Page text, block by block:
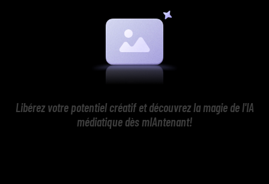
Libérez votre potentiel créatif et découvrez la magie de l'IA
médiatique dès mIAntenant!